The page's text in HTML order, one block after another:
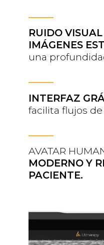
RUIDO
IMÁGENES
una
INTERFAZ
facilita flujos
AVATAR
MODERNO Y
PACIENTE.